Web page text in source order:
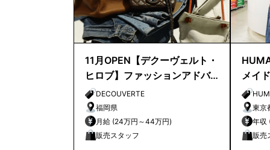
11月OPEN【デクーヴェルト・
ヒロブ】ファッションアドバ
イザー｜天神店
DECOUVERTE
福岡県
月給 (24万円～44万円)
販売スタッフ
メイ
店長
東京
販売